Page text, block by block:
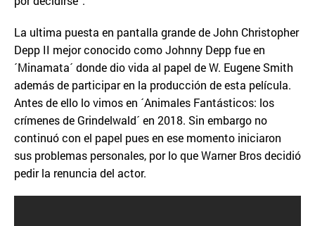
La ultima puesta en pantalla grande de John Christopher
Depp II mejor conocido como Johnny Depp fue en
´Minamata´ donde dio vida al papel de W. Eugene Smith
además de participar en la producción de esta película.
Antes de ello lo vimos en ´Animales Fantásticos: los
crímenes de Grindelwald´ en 2018. Sin embargo no
continuó con el papel pues en ese momento iniciaron
sus problemas personales, por lo que Warner Bros decidió
pedir la renuncia del actor.